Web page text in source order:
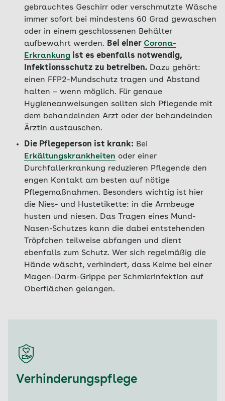
gebrauchtes Geschirr oder verschmutzte Wäsche
immer sofort bei mindestens 60 Grad gewaschen
oder in einem geschlossenen Behälter
aufbewahrt werden. Bei einer Corona-
Erkrankung ist es ebenfalls notwendig,
Infektionsschutz zu betreiben. Dazu gehört:
einen FFP2-Mundschutz tragen und Abstand
halten – wenn möglich. Für genaue
Hygieneanweisungen sollten sich Pflegende mit
dem behandelnden Arzt oder der behandelnden
Ärztin austauschen.
Die Pflegeperson ist krank: Bei
Erkältungskrankheiten oder einer
Durchfallerkrankung reduzieren Pflegende den
engen Kontakt am besten auf nötige
Pflegemaßnahmen. Besonders wichtig ist hier
die Nies- und Hustetikette: in die Armbeuge
husten und niesen. Das Tragen eines Mund-
Nasen-Schutzes kann die dabei entstehenden
Tröpfchen teilweise abfangen und dient
ebenfalls zum Schutz. Wer sich regelmäßig die
Hände wäscht, verhindert, dass Keime bei einer
Magen-Darm-Grippe per Schmierinfektion auf
Oberflächen gelangen.
Verhinderungspflege